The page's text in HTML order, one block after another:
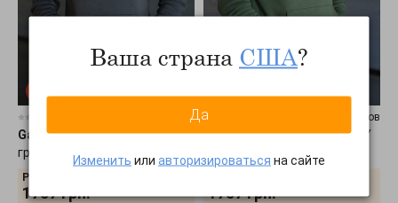
0 отзывов
Garne•Худі чоловіче HARRY
графіт 3041472
Розничная цена:
1757грн.
0 отзывов
Garne•Худі чоловіче HARRY
1757грн.
Ваша страна США?
Да
Изменить или авторизироваться на сайте